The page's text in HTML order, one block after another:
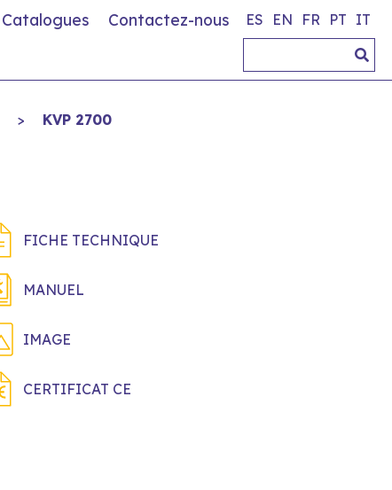
Catalogues Contactez-nous ES EN FR PT IT
> KVP 2700
FICHE TECHNIQUE
MANUEL
IMAGE
CERTIFICAT CE